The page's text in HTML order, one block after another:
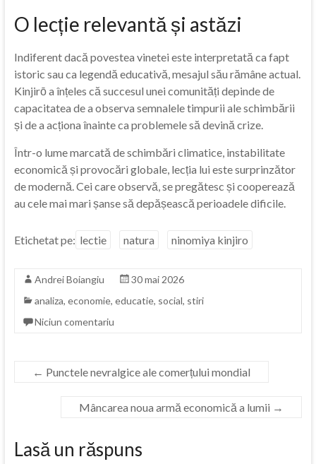
O lecție relevantă și astăzi
Indiferent dacă povestea vinetei este interpretată ca fapt
istoric sau ca legendă educativă, mesajul său rămâne actual.
Kinjirō a înțeles că succesul unei comunități depinde de
capacitatea de a observa semnalele timpurii ale schimbării
și de a acționa înainte ca problemele să devină crize.
Într-o lume marcată de schimbări climatice, instabilitate
economică și provocări globale, lecția lui este surprinzător
de modernă. Cei care observă, se pregătesc și cooperează
au cele mai mari șanse să depășească perioadele dificile.
Etichetat pe: lectie natura ninomiya kinjiro
Andrei Boiangiu
30 mai 2026
analiza, economie, educatie, social, stiri
Niciun comentariu
← Punctele nevralgice ale comerțului mondial
Mâncarea noua armă economică a lumii →
Lasă un răspuns